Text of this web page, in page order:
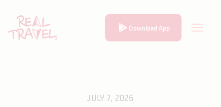
Download App
JULY 7, 2026